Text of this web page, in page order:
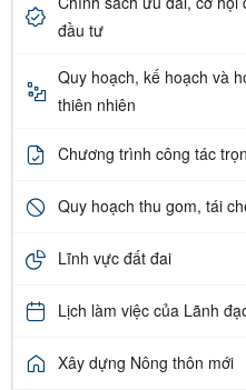
đầu tư
Quy hoạch, kế hoạch và
thiên nhiên
Chương trình công tác
Quy hoạch thu gom, tái
Lĩnh vực đất đai
Lịch làm việc của Lãnh
Xây dựng Nông thôn mới